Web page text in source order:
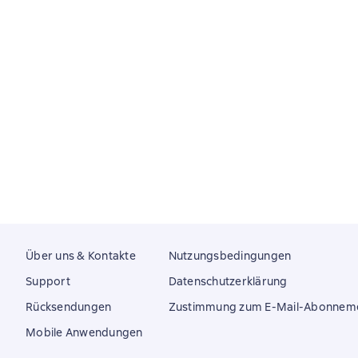
Über uns & Kontakte
Support
Rücksendungen
Mobile Anwendungen
Nutzungsbedingungen
Datenschutzerklärung
Zustimmung zum E-Mail-